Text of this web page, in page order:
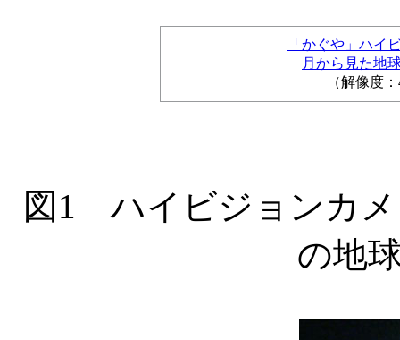
「かぐや」ハイ
月から見た地
（解像度
図1 ハイビジョンカメ
の地